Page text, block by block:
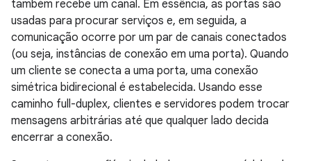
também recebe um canal. Em essência, as portas são
usadas para procurar serviços e, em seguida, a
comunicação ocorre por um par de canais conectados
(ou seja, instâncias de conexão em uma porta). Quando
um cliente se conecta a uma porta, uma conexão
simétrica bidirecional é estabelecida. Usando esse
caminho full-duplex, clientes e servidores podem trocar
mensagens arbitrárias até que qualquer lado decida
encerrar a conexão.